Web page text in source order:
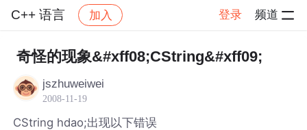
C++ 语言 加入 登录 频道
社区 C++ 语言 帖子详情
奇怪的现象&#xff08;CString&#xff09;
jszhuweiwei
2008-11-19
CString hdao;出现以下错误